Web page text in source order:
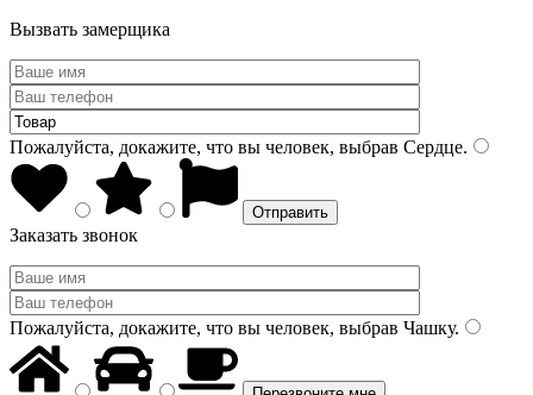
Вызвать замерщика
Пожалуйста, докажите, что вы человек, выбрав Сердце.
Заказать звонок
Пожалуйста, докажите, что вы человек, выбрав Чашку.